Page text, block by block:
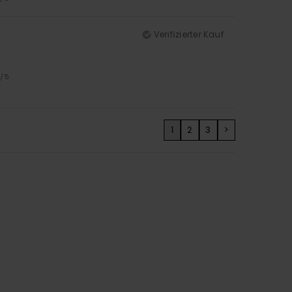
Verifizierter Kauf
/5
1 2 3 >